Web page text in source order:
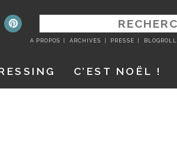
RECHERCHER
:
A PROPOS ARCHIVES PRESSE BLOGROLL
C’EST NOËL !